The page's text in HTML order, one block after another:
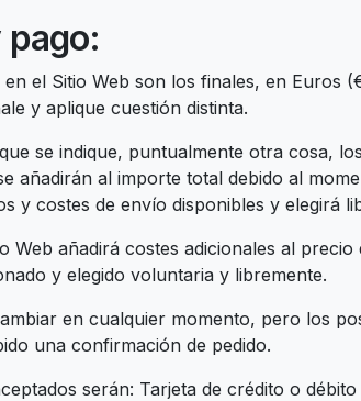
pago:
el Sitio Web son los finales, en Euros
y aplique cuestión distinta.
se indique, puntualmente otra cosa,
añadirán al importe total debido al
y costes de envío disponibles y elegirá
Web añadirá costes adicionales al
y elegido voluntaria y libremente.
en cualquier momento, pero los
una confirmación de pedido.
serán: Tarjeta de crédito o débito